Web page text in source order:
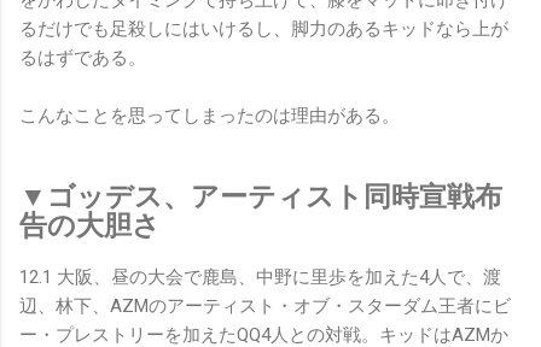
るだけでも足殺しにはいけるし、脚力のあるキッドなら上が
るはずである。
こんなことを思ってしまったのは理由がある。
▼ゴッデス、アーティスト同時宣戦布
告の大胆さ
12.1 大阪、昼の大会で鹿島、中野に里歩を加えた4人で、渡
辺、林下、AZMのアーティスト・オブ・スターダム王者にビ
ー・プレストリーを加えたQQ4人との対戦。キッドはAZMか